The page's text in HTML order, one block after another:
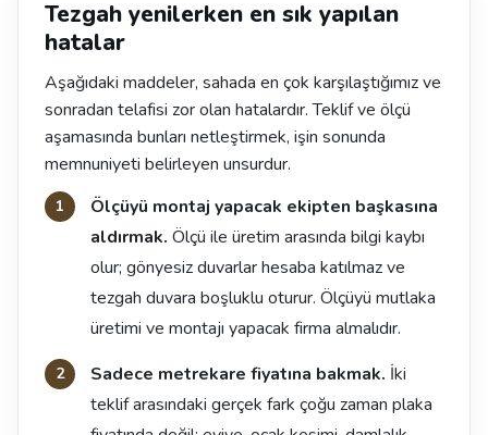
Tezgah yenilerken en sık yapılan
hatalar
Aşağıdaki maddeler, sahada en çok karşılaştığımız ve
sonradan telafisi zor olan hatalardır. Teklif ve ölçü
aşamasında bunları netleştirmek, işin sonunda
memnuniyeti belirleyen unsurdur.
Ölçüyü montaj yapacak ekipten başkasına
aldırmak. Ölçü ile üretim arasında bilgi kaybı
olur; gönyesiz duvarlar hesaba katılmaz ve
tezgah duvara boşluklu oturur. Ölçüyü mutlaka
üretimi ve montajı yapacak firma almalıdır.
Sadece metrekare fiyatına bakmak. İki
teklif arasındaki gerçek fark çoğu zaman plaka